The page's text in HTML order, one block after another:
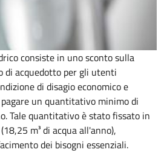
consiste in uno sconto sulla
acquedotto per gli utenti
di disagio economico e
un quantitativo minimo di
Tale quantitativo è stato fissato in
m³ di acqua all'anno),
dei bisogni essenziali.